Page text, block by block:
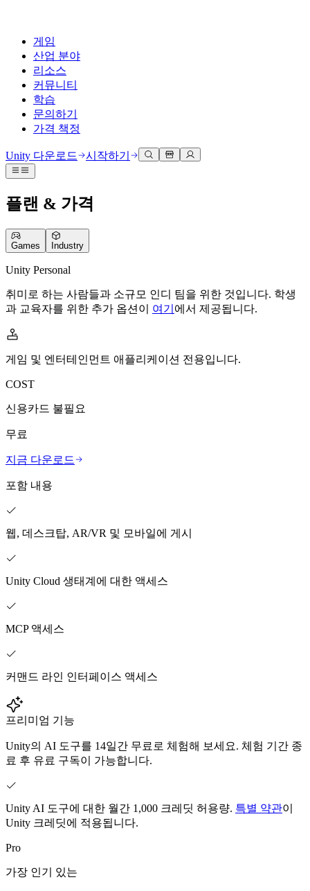
게임
산업 분야
리소스
커뮤니티
학습
문의하기
가격 책정
Unity 엔진
팀과 함께 신속한 협업과 반복 작업을 수행하세요.
Unity 다운로드
배포
멀티플랫폼
출시 후 인사이트를 확인하고 라이브 게임을 운영하세요.
성장
사용자 확보
인앱 결제
매장 및 D2C 전반에 걸쳐 IAP 관리하세요.
적합한 게임으로 플레이어 연결
Unity로 광고하세요
모바일 게임
소규모 팀으로 대작 게임을 출시하세요.
여러 플랫폼에서 XR 게임을 출시하세요.
멀티플레이어 게임 개발을 간소화하세요.
3D 협업
몰입도 높은 환경 제작
고객 경험
산업 분야
제조업
상점 경험을 온라인 경험으로 전환
혁신을 가속화하고 차량 내 경험을 향상시키세요.
기술 자료
공식 유저. '광고 지면'의 타겟 고객 매뉴얼 및 API 레퍼런스
개발자 툴
릴리스 버전 및 이슈 트래커
예정된 기능 검토
용어집
기술 용어 라이브러리
분석 자료
활용 사례
실제 성공 사례
베스트 프랙티스 가이드
데모
데모, 샘플 및 빌딩 블록
모든 리소스
블로그
토론
토론, 문제 해결, 소통
이벤트
글로벌 이벤트 및 현지 이벤트
커뮤니티 사례
Made with Unity
Unity 크리에이터 소개
Livestreams
Unity Awards
Unity Learn
Unity 강사와 함께 팀의 역량을 강화하세요
Unity 처음 사용하시나요
학습 시작하기
Unity 필수 학습 길잡이
Unity 사용이 처음이신가요? 여정 시작하기
실용적인 팁 및 베스트 프랙티스
교육
학생용
교육 담당자 대상 교육
교육 효율 극대화
교육 기관에 Unity 강력한 기능 도입
Unity 숙련도를 입증하세요
도움 받기
전문가 지원을 통해 더 빠르게 목표 도달률 달성
FAQ
문의하기
유니티 팀과 소통하기
Unity 다운로드 시작하기
플랜 & 가격
Games Industry
Unity Personal
취미로 하는 사람들과 소규모 인디 팀을 위한 것입니다. 학생
과 교육자를 위한 추가 옵션이 여기 에서 제공됩니다.
게임 및 엔터테인먼트 애플리케이션 전용입니다.
COST
신용카드 불필요
무료
지금 다운로드
포함 내용
웹, 데스크탑, AR/VR 및 모바일에 게시
Unity Cloud 생태계에 대한 액세스
MCP 액세스
커맨드 라인 인터페이스 액세스
프리미엄 기능
Unity의 AI 도구를 14일간 무료로 체험해 보세요. 체험 기간 종
료 후 유료 구독이 가능합니다.
Unity AI 도구에 대한 월간 1,000 크레딧 허용량. 특별 약관이
Unity 크레딧에 적용됩니다.
Pro
가장 인기 있는